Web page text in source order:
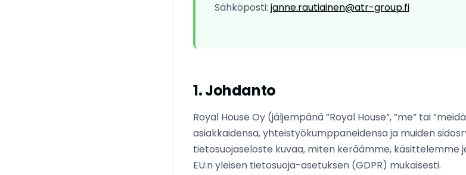
Sähköposti: janne.rautiainen@atr-group.fi
1. Johdanto
Royal House Oy (jäljempänä ”Royal House”, ”me” tai
asiakkaidensa, yhteistyökumppaneidensa ja muiden
tietosuojaseloste kuvaa, miten keräämme, käsittelemme
EU:n yleisen tietosuoja-asetuksen (GDPR) mukaisesti.